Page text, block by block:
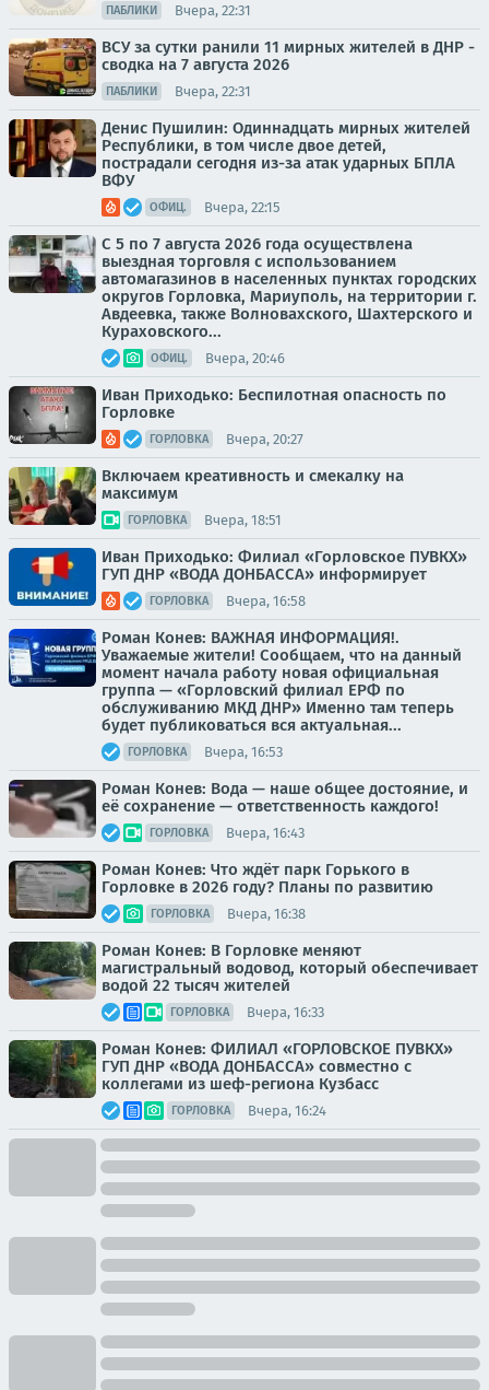
ПАБЛИКИ Вчера, 22:31
ВСУ за сутки ранили 11 мирных жителей в ДНР -
сводка на 7 августа 2026
ПАБЛИКИ Вчера, 22:31
Денис Пушилин: Одиннадцать мирных жителей
Республики, в том числе двое детей,
пострадали сегодня из-за атак ударных БПЛА
ВФУ
ОФИЦ. Вчера, 22:15
С 5 по 7 августа 2026 года осуществлена
выездная торговля с использованием
автомагазинов в населенных пунктах городских
округов Горловка, Мариуполь, на территории г.
Авдеевка, также Волновахского, Шахтерского и
Кураховского...
ОФИЦ. Вчера, 20:46
Иван Приходько: Беспилотная опасность по
Горловке
ГОРЛОВКА Вчера, 20:27
Включаем креативность и смекалку на
максимум
ГОРЛОВКА Вчера, 18:51
Иван Приходько: Филиал «Горловское ПУВКХ»
ГУП ДНР «ВОДА ДОНБАССА» информирует
ГОРЛОВКА Вчера, 16:58
Роман Конев: ВАЖНАЯ ИНФОРМАЦИЯ!.
Уважаемые жители! Сообщаем, что на данный
момент начала работу новая официальная
группа — «Горловский филиал ЕРФ по
обслуживанию МКД ДНР» Именно там теперь
будет публиковаться вся актуальная...
ГОРЛОВКА Вчера, 16:53
Роман Конев: Вода — наше общее достояние, и
её сохранение — ответственность каждого!
ГОРЛОВКА Вчера, 16:43
Роман Конев: Что ждёт парк Горького в
Горловке в 2026 году? Планы по развитию
ГОРЛОВКА Вчера, 16:38
Роман Конев: В Горловке меняют
магистральный водовод, который обеспечивает
водой 22 тысяч жителей
ГОРЛОВКА Вчера, 16:33
Роман Конев: ФИЛИАЛ «ГОРЛОВСКОЕ ПУВКХ»
ГУП ДНР «ВОДА ДОНБАССА» совместно с
коллегами из шеф-региона Кузбасс
ГОРЛОВКА Вчера, 16:24